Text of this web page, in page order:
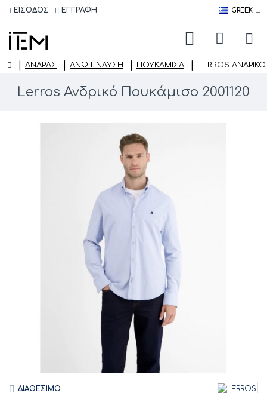
ΕΙΣΟΔΟΣ ΕΓΓΡΑΦΗ GREEK
ΑΝΔΡΑΣ ΆΝΩ ΈΝΔΥΣΗ ΠΟΥΚΆΜΙΣΑ LERROS
Lerros Ανδρικό Πουκάμισο 2001120
ΔΙΑΘΕΣΙΜΟ